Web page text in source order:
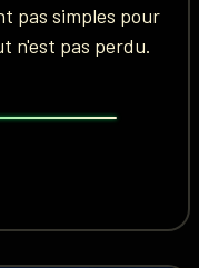
pas simples pour
n'est pas perdu.